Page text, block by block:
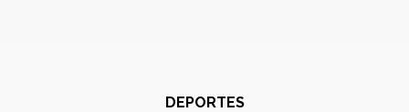
DEPORTES